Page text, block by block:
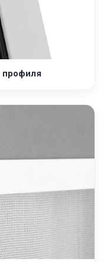
профиля